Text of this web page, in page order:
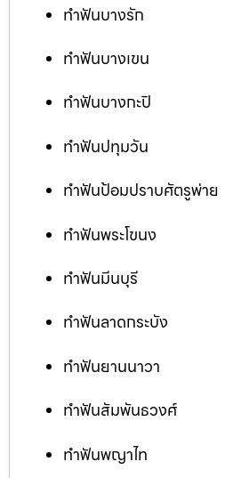
ทำฟันบางรัก
ทำฟันบางเขน
ทำฟันบางกะปิ
ทำฟันปทุมวัน
ทำฟันป้อมปราบศัตรูพ่าย
ทำฟันพระโขนง
ทำฟันมีนบุรี
ทำฟันลาดกระบัง
ทำฟันยานนาวา
ทำฟันสัมพันธวงศ์
ทำฟันพญาไท